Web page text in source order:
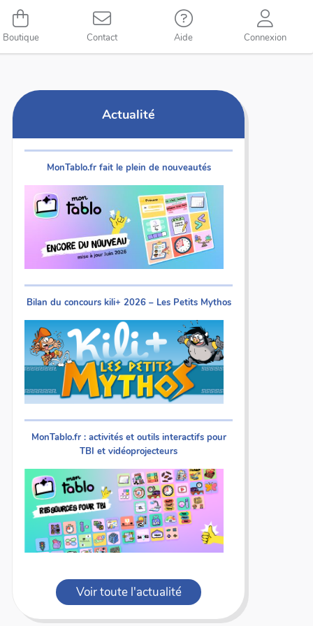
Boutique Contact Aide Connexion
Actualité
MonTablo.fr fait le plein de nouveautés
Bilan du concours kili+ 2026 – Les Petits Mythos
MonTablo.fr : activités et outils interactifs pour
TBI et vidéoprojecteurs
Voir toute l'actualité